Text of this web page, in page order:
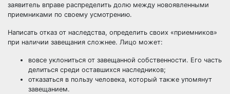
заявитель вправе распределить долю между новоявленными
приемниками по своему усмотрению.
Написать отказ от наследства, определить своих «приемников»
при наличии завещания сложнее. Лицо может:
вовсе уклониться от завещанной собственности. Его часть
делиться среди оставшихся наследников;
отказаться в пользу человека, который также упомянут
завещанием.